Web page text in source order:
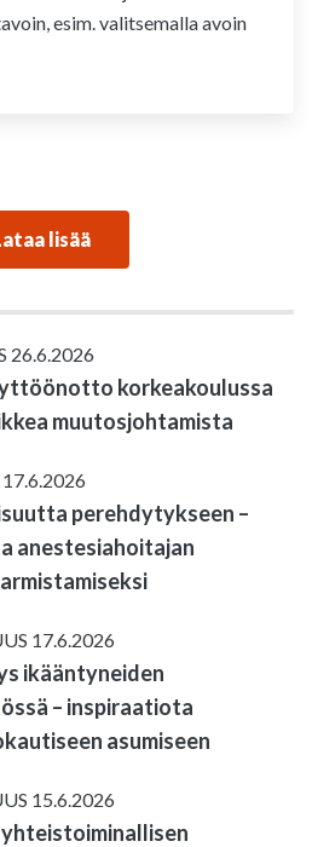
esim. valitsemalla avoin
lisää
26.6.2026
korkeakoulussa
muutosjohtamista
17.6.2026
perehdytykseen –
anestesiahoitajan
17.6.2026
ikääntyneiden
– inspiraatiota
asumiseen
15.6.2026